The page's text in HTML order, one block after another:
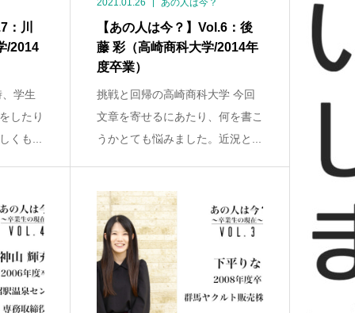
：川
/2014
学生
したり
くも...
2021.01.26 あの人は今？
【あの人は今？】Vol.6：後
藤 彩（高崎商科大学/2014年
度卒業）
挑戦と回帰の高崎商科大学 今回
文章を寄せるにあたり、何を書こ
うかとても悩みました。近況と...